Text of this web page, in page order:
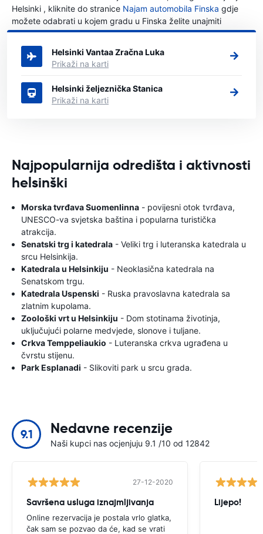
Helsinki , kliknite do stranice Najam automobila Finska gdje
možete odabrati u kojem gradu u Finska želite unajmiti
automobil.
Helsinki Vantaa Zračna Luka
Prikaži na karti
Helsinki željeznička Stanica
Prikaži na karti
Najpopularnija odredišta i aktivnosti
helsinški
Morska tvrđava Suomenlinna - povijesni otok tvrđava,
UNESCO-va svjetska baština i popularna turistička
atrakcija.
Senatski trg i katedrala - Veliki trg i luteranska katedrala u
srcu Helsinkija.
Katedrala u Helsinkiju - Neoklasična katedrala na
Senatskom trgu.
Katedrala Uspenski - Ruska pravoslavna katedrala sa
zlatnim kupolama.
Zoološki vrt u Helsinkiju - Dom stotinama životinja,
uključujući polarne medvjede, slonove i tuljane.
Crkva Temppeliaukio - Luteranska crkva ugrađena u
čvrstu stijenu.
Park Esplanadi - Slikoviti park u srcu grada.
9.1 Nedavne recenzije
Naši kupci nas ocjenjuju 9.1 /10 od 12842
27-12-2020
Savršena usluga iznajmljivanja
Online rezervacija je postala vrlo glatka,
čak sam se pozvao da će, kad se vrati
Lijepo!